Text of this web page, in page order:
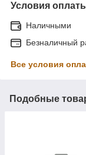
Условия
Наличными
Безналичный
Все условия
Подобные